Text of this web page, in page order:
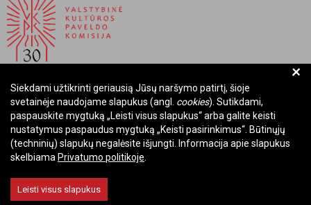
BIUDŽETINĖ ĮSTAIGA LIETUVOS RESPUBLIKOS
VALSTYBINĖ KULTŪROS PAVELDO KOMISIJA
Įmonės kodas: Juridinių asmenų registre 288700520
Adresas: Rūdninkų g. 13, 01135 Vilnius
El. paštas: komisija@vkpk.lt
+
Siekdami užtikrinti geriausią Jūsų naršymo patirtį, šioje
svetainėje naudojame slapukus (angl. cookies). Sutikdami,
paspauskite mygtuką „Leisti visus slapukus“ arba galite keisti
nustatymus paspaudus mygtuką „Keisti pasirinkimus“. Būtinųjų
(techninių) slapukų negalėsite išjungti. Informacija apie slapukus
skelbiama Privatumo politikoje
Leisti visus slapukus